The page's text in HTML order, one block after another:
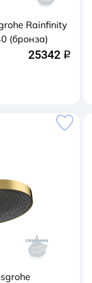
Rainfinity
(бронза)
25342 q